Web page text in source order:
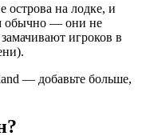
острова на лодке, и
обычно — они не
игроков в
— добавьте больше,